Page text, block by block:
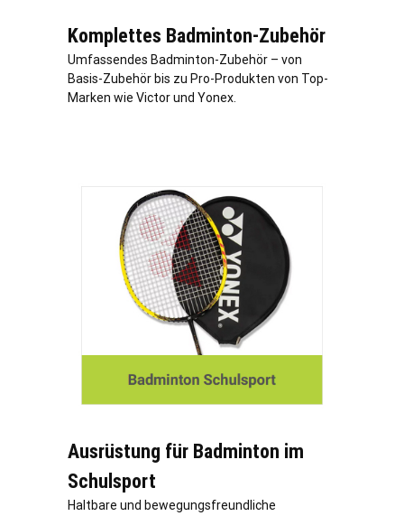
Komplettes Badminton-Zubehör
Umfassendes Badminton-Zubehör – von
Basis-Zubehör bis zu Pro-Produkten von Top-
Marken wie Victor und Yonex.
Ausrüstung für Badminton im
Schulsport
Haltbare und bewegungsfreundliche